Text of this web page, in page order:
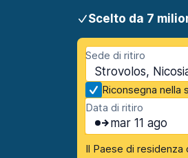
Scelto da 7
Sede di ritiro
Strovolos,
Riconsegna nella
Data di ritiro
mar 11 ago
Il Paese di